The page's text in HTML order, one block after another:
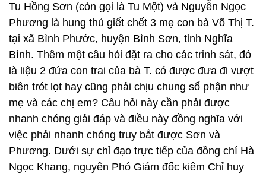
Tu Hồng Sơn (còn gọi là Tu Một) và Nguyễn Ngọc
Phương là hung thủ giết chết 3 mẹ con bà Võ Thị T.
tại xã Bình Phước, huyện Bình Sơn, tỉnh Nghĩa
Bình. Thêm một câu hỏi đặt ra cho các trinh sát, đó
là liệu 2 đứa con trai của bà T. có được đưa đi vượt
biên trót lọt hay cũng phải chịu chung số phận như
mẹ và các chị em? Câu hỏi này cần phải được
nhanh chóng giải đáp và điều này đồng nghĩa với
việc phải nhanh chóng truy bắt được Sơn và
Phương. Dưới sự chỉ đạo trực tiếp của đồng chí Hà
Ngọc Khang, nguyên Phó Giám đốc kiêm Chỉ huy